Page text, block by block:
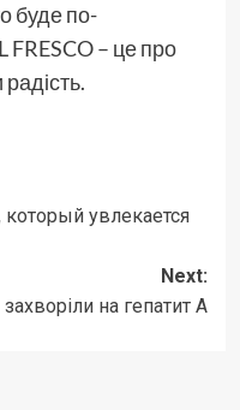
буде по-
– це про
увлекается
Next:
на гепатит А